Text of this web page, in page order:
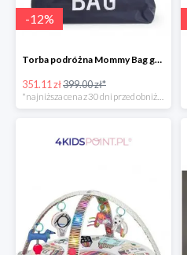
-12%
Torba podróżna Mommy Bag grant Childhome
351.11 zł399.00 zł*
*najniższa cena z 30 dni przed obniżką